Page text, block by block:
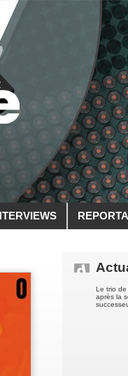
Le trio de
après la